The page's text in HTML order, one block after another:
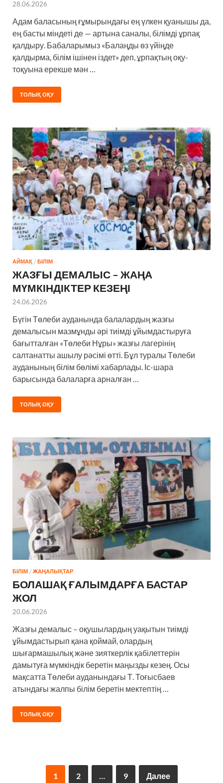
28.06.2026
Адам баласының ғұмырындағы ең үлкен қуанышы да,
ең басты міндеті де — артына саналы, білімді ұрпақ
қалдыру. Бабаларымыз «Балаңды өз үйіңде
қалдырма, білім ішінен іздет» деп, ұрпақтың оқу-
тоқуына ерекше мән …
ТОЛЫҚ ОҚУ
АЙМАҚ / БІЛІМ
ЖАЗҒЫ ДЕМАЛЫС – ЖАҢА
МҮМКІНДІКТЕР КЕЗЕҢІ
24.06.2026
Бүгін Төлеби ауданында балалардың жазғы
демалысын мазмұнды әрі тиімді ұйымдастыруға
бағытталған «Төлеби Нұры» жазғы лагерінің
салтанатты ашылу рәсімі өтті. Бұл туралы Төлеби
ауданының білім бөлімі хабарлады. Іс-шара
барысында балаларға арналған …
ТОЛЫҚ ОҚУ
БІЛІМ / ЖАҢАЛЫҚТАР
БОЛАШАҚ ҒАЛЫМДАРҒА БАСТАР
ЖОЛ
20.06.2026
Жазғы демалыс – оқушылардың уақытын тиімді
ұйымдастырып қана қоймай, олардың
шығармашылық және зияткерлік қабілеттерін
дамытуға мүмкіндік беретін маңызды кезең. Осы
мақсатта Төлеби ауданындағы Т. Тоғысбаев
атындағы жалпы білім беретін мектептің …
ТОЛЫҚ ОҚУ
1 2 9 Далее